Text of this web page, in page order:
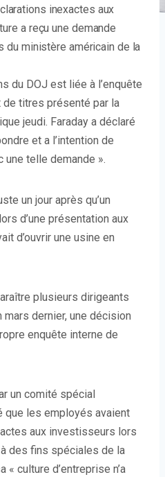
inexactes aux
a reçu une demande
du ministère américain de la
du DOJ est liée à l’enquête
de titres présenté par la
jeudi. Faraday a déclaré
et a l’intention de
une telle demande ».
un jour après qu’un
d’une présentation aux
d’ouvrir une usine en
plusieurs dirigeants
dernier, une décision
enquête interne de
un comité spécial
que les employés avaient
aux investisseurs lors
des fins spéciales de la
culture d’entreprise n’a